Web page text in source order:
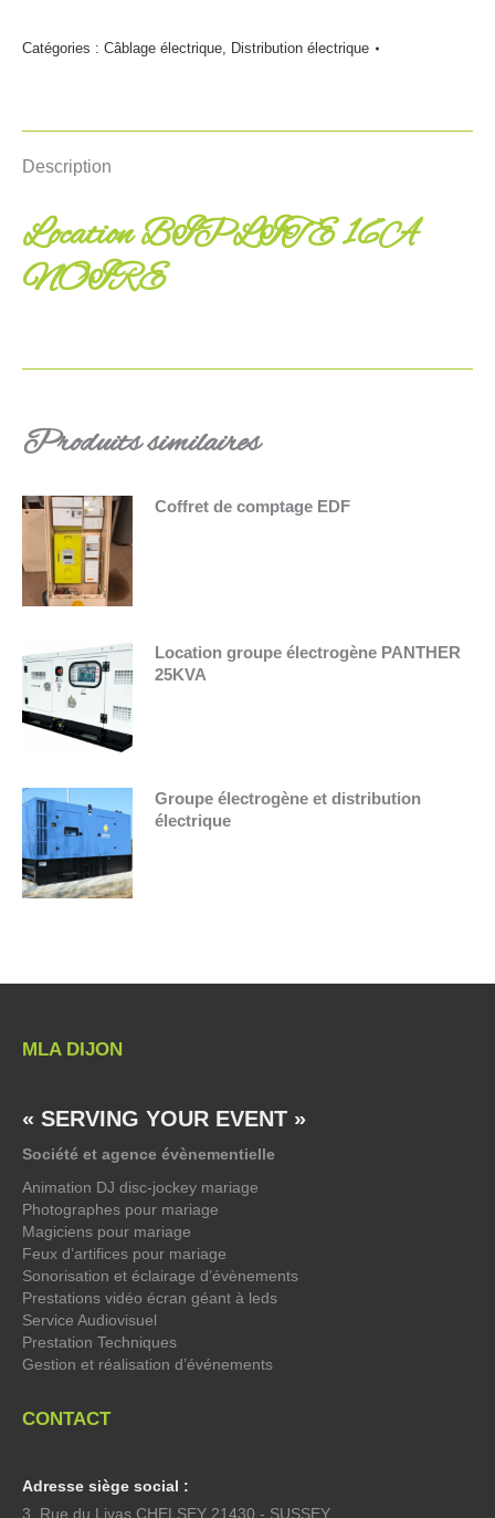
Catégories : Câblage électrique, Distribution électrique
Description
Location BIPLITE 16A
NOIRE
Produits similaires
Coffret de comptage EDF
Location groupe électrogène PANTHER
25KVA
Groupe électrogène et distribution
électrique
MLA DIJON
« SERVING YOUR EVENT »
Société et agence évènementielle
Animation DJ disc-jockey mariage
Photographes pour mariage
Magiciens pour mariage
Feux d’artifices pour mariage
Sonorisation et éclairage d’évènements
Prestations vidéo écran géant à leds
Service Audiovisuel
Prestation Techniques
Gestion et réalisation d’événements
CONTACT
Adresse siège social :
3, Rue du Livas CHELSEY 21430 - SUSSEY